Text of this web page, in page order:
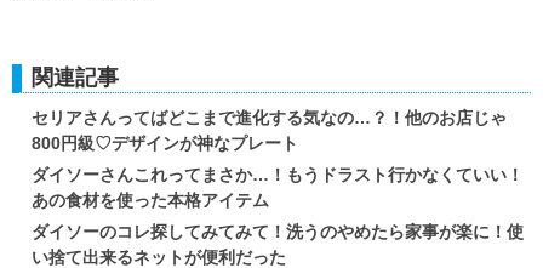
関連記事
セリアさんってばどこまで進化する気なの…？！他のお店じゃ
800円級♡デザインが神なプレート
ダイソーさんこれってまさか…！もうドラスト行かなくていい！
あの食材を使った本格アイテム
ダイソーのコレ探してみてみて！洗うのやめたら家事が楽に！使
い捨て出来るネットが便利だった